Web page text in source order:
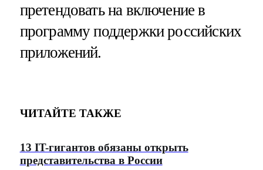
претендовать на включение в
программу поддержки российских
приложений.
ЧИТАЙТЕ ТАКЖЕ
13 IT-гигантов обязаны открыть
представительства в России